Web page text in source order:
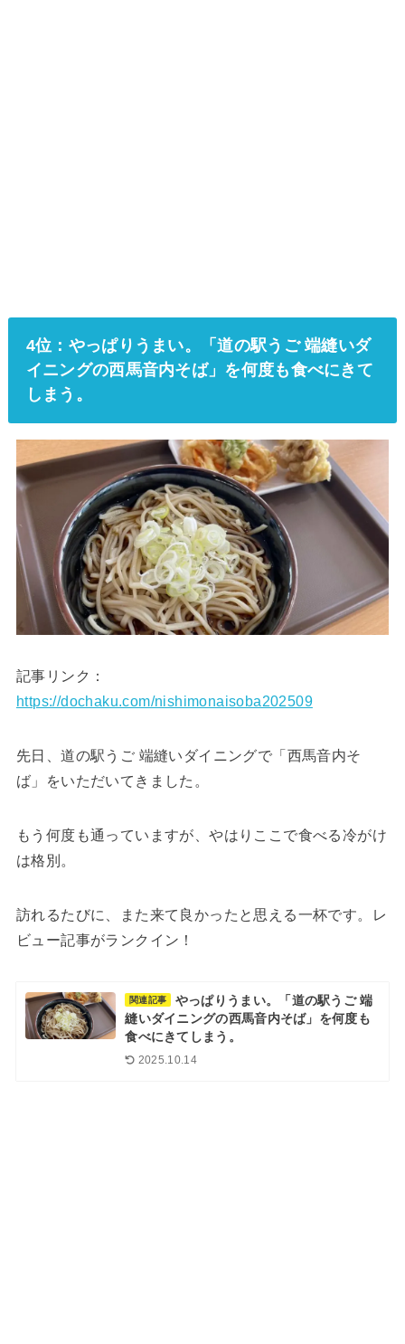
4位：やっぱりうまい。「道の駅うご 端縫いダ
イニングの西馬音内そば」を何度も食べにきて
しまう。
記事リンク：
https://dochaku.com/nishimonaisoba202509
先日、道の駅うご 端縫いダイニングで「西馬音内そ
ば」をいただいてきました。
もう何度も通っていますが、やはりここで食べる冷がけ
は格別。
訪れるたびに、また来て良かったと思える一杯です。レ
ビュー記事がランクイン！
関連記事
やっぱりうまい。「道の駅うご 端
縫いダイニングの西馬音内そば」を何度も
食べにきてしまう。
2025.10.14